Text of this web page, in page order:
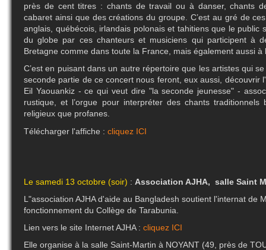
près de cent titres : chants de travail ou à danser, chants
cabaret ainsi que des créations du groupe. C’est au gré de
anglais, québécois, irlandais polonais et tahitiens que le public
du globe par ces chanteurs et musiciens qui participent à
Bretagne comme dans toute la France, mais également aussi à
C’est en puisant dans un autre répertoire que les artistes qui
seconde partie de ce concert nous feront, eux aussi, découvrir
Eil Yaouankiz - ce qui veut dire "la seconde jeunesse" -
rustique, et l’orgue pour interpréter des chants traditionnels
religieux que profanes.
Télécharger l'affiche : cliquez ICI
Le samedi 13 octobre (soir) : Association AJHA, salle Saint
L"association AJHA d'aide au Bangladesh soutient l'internat de
fonctionnement du Collège de Tarabunia.
Lien vers le site Internet AJHA : cliquez ICI
Elle organise à la salle Saint-Martin à NOYANT (49, près de